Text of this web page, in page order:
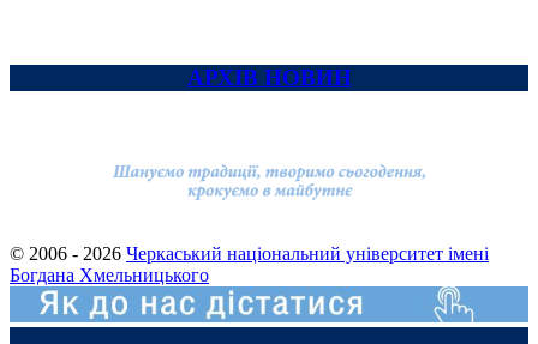
АРХІВ НОВИН
© 2006 - 2026 Черкаський національний університет імені
Богдана Хмельницького